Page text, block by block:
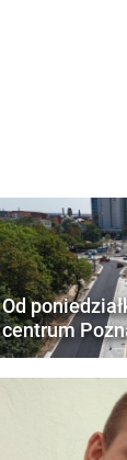
Od
centrum